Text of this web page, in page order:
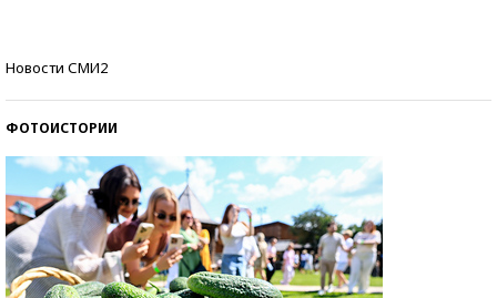
Новости СМИ2
ФОТОИСТОРИИ